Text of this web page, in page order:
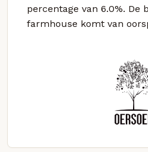
percentage van 6.0%. De
farmhouse komt van